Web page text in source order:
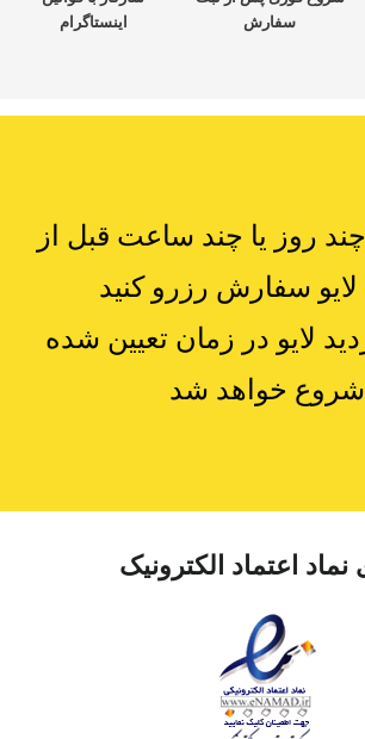
سفارش
اینستاگرام
روز یا چند ساعت قبل از
سفارش رزرو کنید
لایو در زمان تعیین شده
شروع خواهد شد
نماد اعتماد الکترونیک